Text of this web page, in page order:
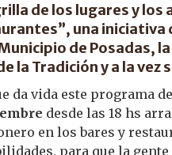
de los lugares y
una iniciativa
de Posadas,
la Tradición y a la
da vida este programa
desde las 18 hs
en los bares y
para que la